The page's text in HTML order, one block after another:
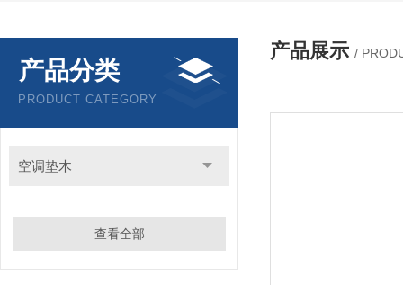
产品分类
PRODUCT CATEGORY
空调垫木
查看全部
产品展示 /